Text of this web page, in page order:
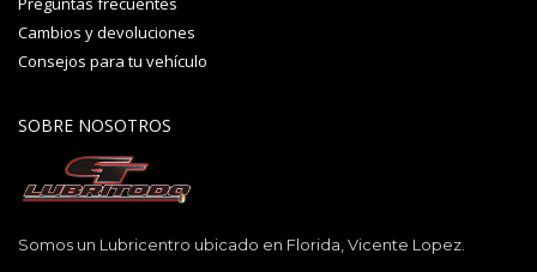
Cambios y devoluciones
Consejos para tu vehículo
SOBRE NOSOTROS
Somos un Lubricentro ubicado en Florida, Vicente Lopez.